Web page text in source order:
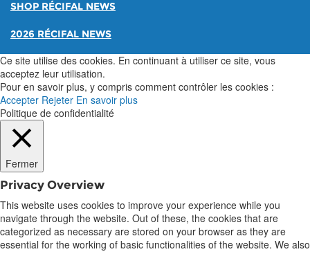
SHOP RÉCIFAL NEWS
2026 RÉCIFAL NEWS
Ce site utilise des cookies. En continuant à utiliser ce site, vous
acceptez leur utilisation.
Pour en savoir plus, y compris comment contrôler les cookies :
Accepter Rejeter En savoir plus
Politique de confidentialité
Fermer
Privacy Overview
This website uses cookies to improve your experience while you
navigate through the website. Out of these, the cookies that are
categorized as necessary are stored on your browser as they are
essential for the working of basic functionalities of the website. We also